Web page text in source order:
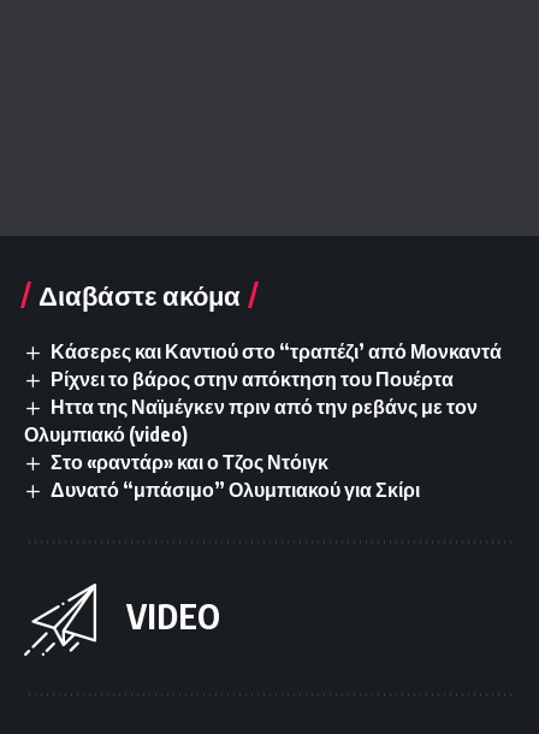
Διαβάστε ακόμα
Κάσερες και Καντιού στο “τραπέζι’ από Μονκαντά
Ρίχνει το βάρος στην απόκτηση του Πουέρτα
Ηττα της Ναϊμέγκεν πριν από την ρεβάνς με τον
Ολυμπιακό (video)
Στο «ραντάρ» και ο Τζος Ντόιγκ
Δυνατό “μπάσιμο” Ολυμπιακού για Σκίρι
VIDEO